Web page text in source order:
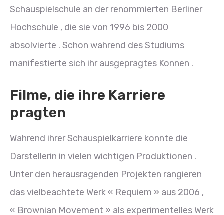
Schauspielschule an der renommierten Berliner
Hochschule , die sie von 1996 bis 2000
absolvierte . Schon wahrend des Studiums
manifestierte sich ihr ausgepragtes Konnen .
Filme, die ihre Karriere
pragten
Wahrend ihrer Schauspielkarriere konnte die
Darstellerin in vielen wichtigen Produktionen .
Unter den herausragenden Projekten rangieren
das vielbeachtete Werk « Requiem » aus 2006 ,
« Brownian Movement » als experimentelles Werk